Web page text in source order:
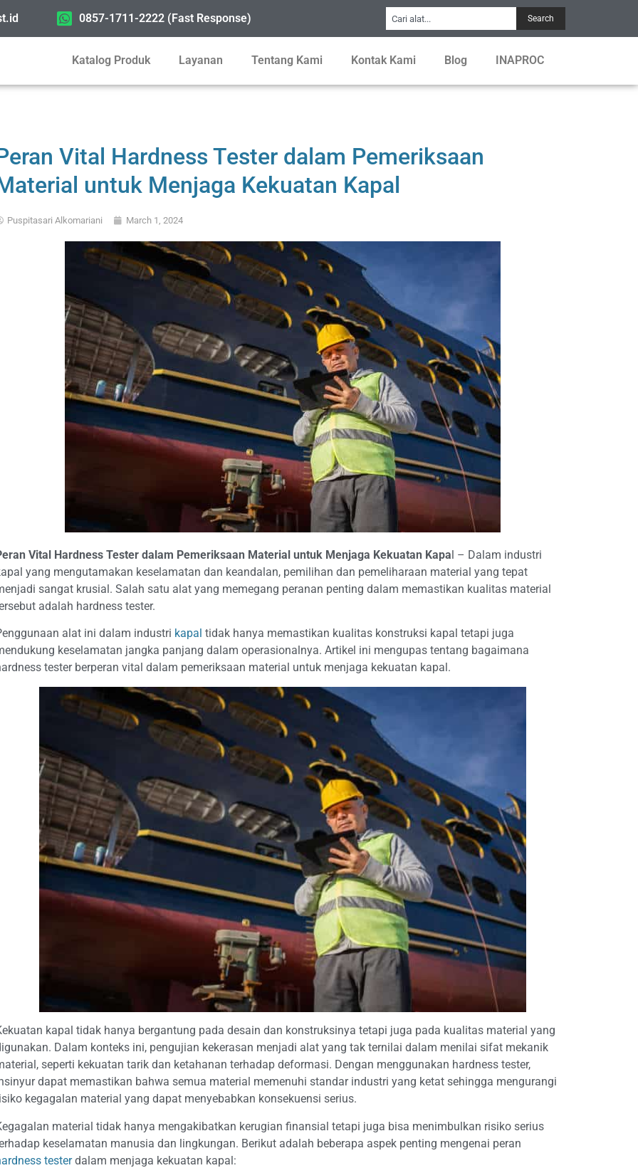
0857-1711-2222 (Fast Response) Search
Katalog Produk Layanan Tentang Kami Kontak Kami Blog INAPROC
Vital Hardness Tester dalam Pemeriksaan
untuk Menjaga Kekuatan Kapal
Puspitasari Alkomariani March 1, 2024
Vital Hardness Tester dalam Pemeriksaan Material untuk Menjaga Kekuatan Kapal – Dalam industri
yang mengutamakan keselamatan dan keandalan, pemilihan dan pemeliharaan material yang tepat
sangat krusial. Salah satu alat yang memegang peranan penting dalam memastikan kualitas material
adalah hardness tester.
alat ini dalam industri kapal tidak hanya memastikan kualitas konstruksi kapal tetapi juga
keselamatan jangka panjang dalam operasionalnya. Artikel ini mengupas tentang bagaimana
tester berperan vital dalam pemeriksaan material untuk menjaga kekuatan kapal.
kapal tidak hanya bergantung pada desain dan konstruksinya tetapi juga pada kualitas material yang
Dalam konteks ini, pengujian kekerasan menjadi alat yang tak ternilai dalam menilai sifat mekanik
seperti kekuatan tarik dan ketahanan terhadap deformasi. Dengan menggunakan hardness tester,
dapat memastikan bahwa semua material memenuhi standar industri yang ketat sehingga mengurangi
kegagalan material yang dapat menyebabkan konsekuensi serius.
material tidak hanya mengakibatkan kerugian finansial tetapi juga bisa menimbulkan risiko serius
keselamatan manusia dan lingkungan. Berikut adalah beberapa aspek penting mengenai peran
testerdalam menjaga kekuatan kapal: